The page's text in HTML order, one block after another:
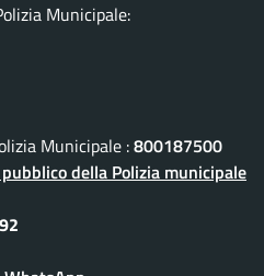
Municipale:
Municipale :800187500
della Polizia municipale